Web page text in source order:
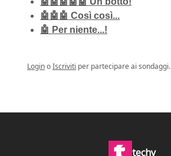
🤖🤖🤖 Così così...
🤖 Per niente...!
LoginoIscriviti per partecipare ai sondaggi.
techy